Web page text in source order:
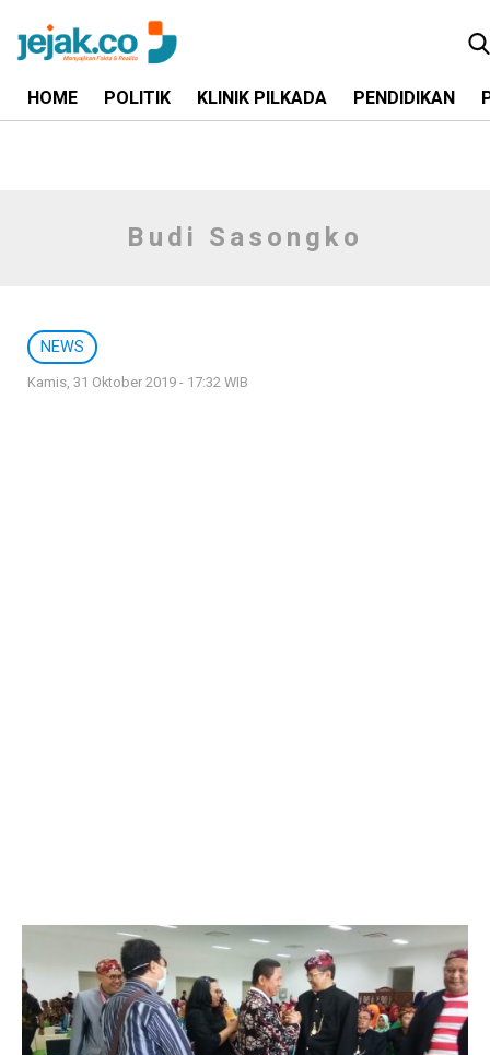
HOME POLITIK KLINIK PILKADA PENDIDIKAN
Budi Sasongko
NEWS
Kamis, 31 Oktober 2019 - 17:32 WIB